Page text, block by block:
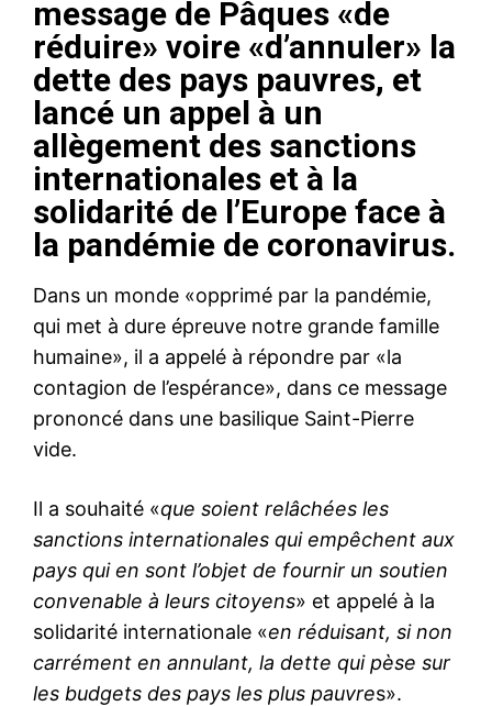
message de Pâques «de
réduire» voire «d’annuler» la
dette des pays pauvres, et
lancé un appel à un
allègement des sanctions
internationales et à la
solidarité de l’Europe face à
la pandémie de coronavirus.
Dans un monde «opprimé par la pandémie,
qui met à dure épreuve notre grande famille
humaine», il a appelé à répondre par «la
contagion de l’espérance», dans ce message
prononcé dans une basilique Saint-Pierre
vide.
Il a souhaité «que soient relâchées les
sanctions internationales qui empêchent aux
pays qui en sont l’objet de fournir un soutien
convenable à leurs citoyens» et appelé à la
solidarité internationale «en réduisant, si non
carrément en annulant, la dette qui pèse sur
les budgets des pays les plus pauvres».